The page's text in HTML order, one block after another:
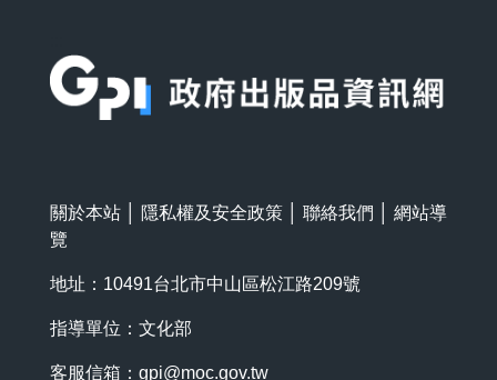
關於本站 隱私權及安全政策 聯絡我們
網站導
覽
地址：10491台北市中山區松江路209號
指導單位：文化部
客服信箱： gpi@moc.gov.tw